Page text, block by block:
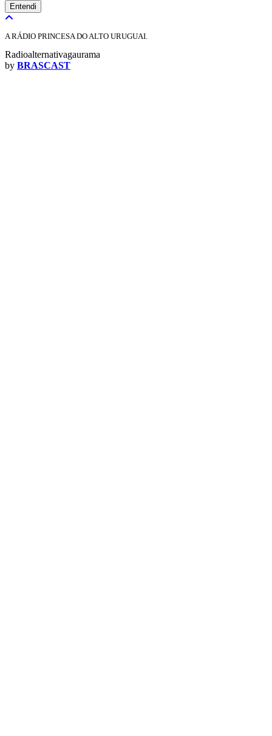
Entendi
A RÁDIO PRINCESA DO ALTO URUGUAI.
Radioalternativagaurama
by BRASCAST